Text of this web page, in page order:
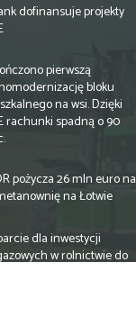
dofinansuje projekty
pierwszą
bloku
na wsi. Dzięki
rachunki spadną o 90
pożycza 26 mln euro na
na Łotwie
dla inwestycji
w rolnictwie do